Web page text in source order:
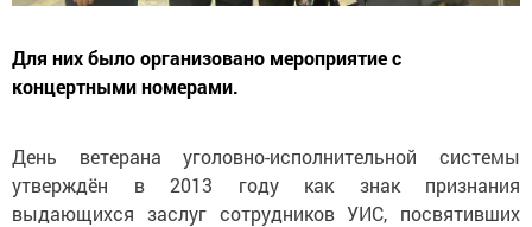
Для них было организовано мероприятие с
концертными номерами.
День ветерана уголовно-исполнительной системы
утверждён в 2013 году как знак признания
выдающихся заслуг сотрудников УИС, посвятивших